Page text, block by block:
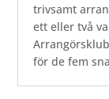
trivsamt
ett eller två
för de fem